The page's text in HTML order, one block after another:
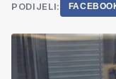
PODIJELI: